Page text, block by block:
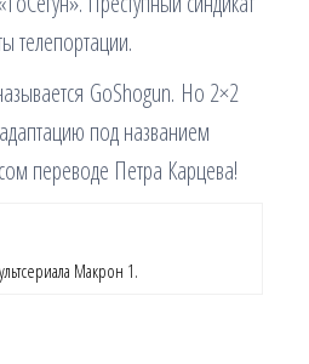
телепортации.
GoShogun. Но 2×2
под названием
переводе Петра Карцева!
Макрон 1.